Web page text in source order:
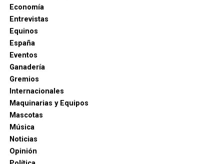
Economía
Entrevistas
Equinos
España
Eventos
Ganadería
Gremios
Internacionales
Maquinarias y Equipos
Mascotas
Música
Noticias
Opinión